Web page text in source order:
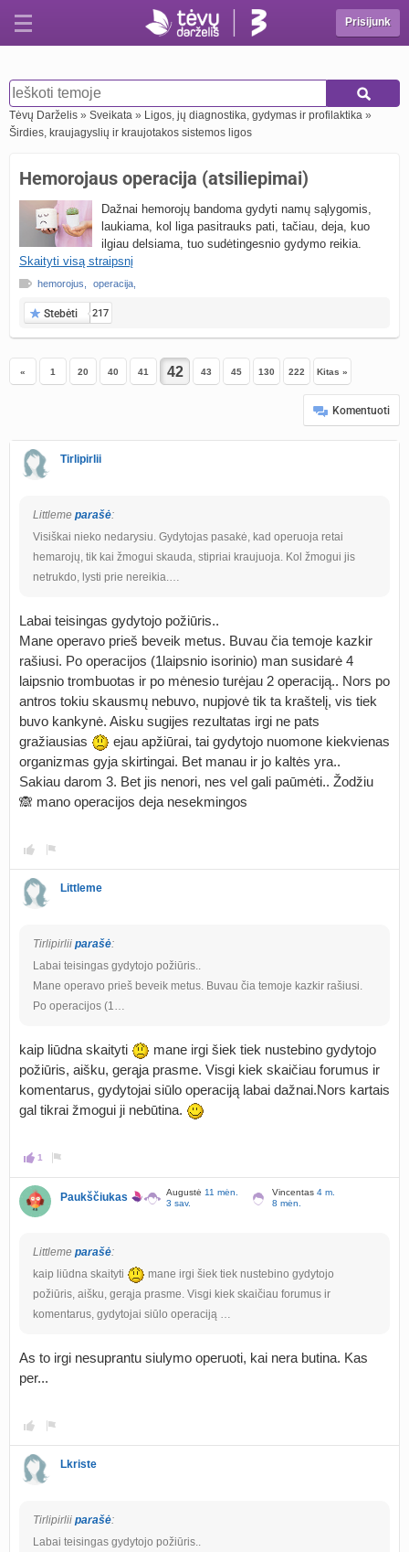
Prisijunk
Tėvų Darželis » Sveikata » Ligos, jų diagnostika, gydymas ir profilaktika »
Širdies, kraujagyslių ir kraujotakos sistemos ligos
Hemorojaus operacija (atsiliepimai)
Dažnai hemorojų bandoma gydyti namų sąlygomis,
laukiama, kol liga pasitrauks pati, tačiau, deja, kuo
ilgiau delsiama, tuo sudėtingesnio gydymo reikia.
Skaityti visą straipsnį
hemorojus operacija
Stebėti 217
« 1 20 40 41 43 45 130 222 Kitas »
Komentuoti
Tirlipirlii
Littleme parašė:
Visiškai nieko nedarysiu. Gydytojas pasakė, kad operuoja retai
hemarojų, tik kai žmogui skauda, stipriai kraujuoja. Kol žmogui jis
netrukdo, lysti prie nereikia.…
Labai teisingas gydytojo požiūris..
Mane operavo prieš beveik metus. Buvau čia temoje kazkir
rašiusi. Po operacijos (1laipsnio isorinio) man susidarė 4
laipsnio trombuotas ir po mėnesio turėjau 2 operaciją.. Nors po
antros tokiu skausmų nebuvo, nupjovė tik ta kraštelį, vis tiek
buvo kankynė. Aisku sugijes rezultatas irgi ne pats
gražiausias
ejau apžiūrai, tai gydytojo nuomone kiekvienas
organizmas gyja skirtingai. Bet manau ir jo kaltės yra..
Sakiau darom 3. Bet jis nenori, nes vel gali paūmėti.. Žodžiu
🙈 mano operacijos deja nesekmingos
Littleme
Tirlipirlii parašė:
Labai teisingas gydytojo požiūris..
Mane operavo prieš beveik metus. Buvau čia temoje kazkir rašiusi.
Po operacijos (1…
kaip liūdna skaityti
mane irgi šiek tiek nustebino gydytojo
požiūris, aišku, gerąja prasme. Visgi kiek skaičiau forumus ir
komentarus, gydytojai siūlo operaciją labai dažnai.Nors kartais
gal tikrai žmogui ji nebūtina.
1
Paukščiukas Augustė 11 mėn.
3 sav.
Vincentas 4 m.
8 mėn.
Littleme parašė:
kaip liūdna skaityti
mane irgi šiek tiek nustebino gydytojo
požiūris, aišku, gerąja prasme. Visgi kiek skaičiau forumus ir
komentarus, gydytojai siūlo operaciją …
As to irgi nesuprantu siulymo operuoti, kai nera butina. Kas
per...
Lkriste
Tirlipirlii parašė:
Labai teisingas gydytojo požiūris..